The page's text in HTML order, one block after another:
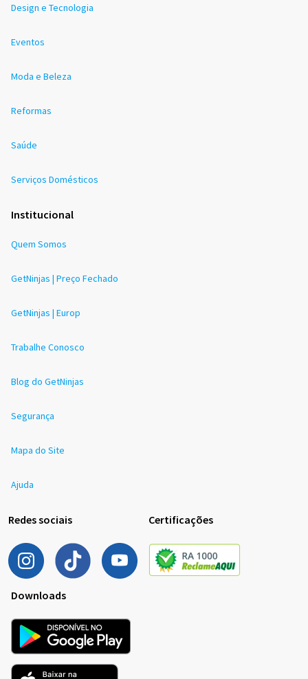
Design e Tecnologia
Eventos
Moda e Beleza
Reformas
Saúde
Serviços Domésticos
Institucional
Quem Somos
GetNinjas | Preço Fechado
GetNinjas | Europ
Trabalhe Conosco
Blog do GetNinjas
Segurança
Mapa do Site
Ajuda
Redes sociais Certificações
Downloads